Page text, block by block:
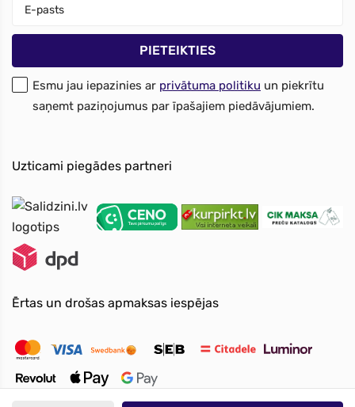
Esmu jau iepazinies ar privātuma politiku un piekrītu
saņemt paziņojumus par īpašajiem piedāvājumiem.
Uzticami piegādes partneri
Ērtas un drošas apmaksas iespējas